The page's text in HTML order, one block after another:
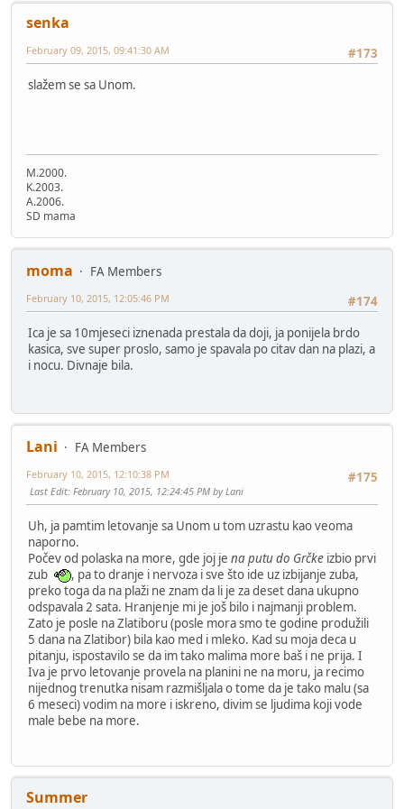
senka
#173
February 09, 2015, 09:41:30 AM
slažem se sa Unom.
M.2000.
K.2003.
A.2006.
SD mama
moma
FA Members
#174
February 10, 2015, 12:05:46 PM
Ica je sa 10mjeseci iznenada prestala da doji, ja ponijela brdo
kasica, sve super proslo, samo je spavala po citav dan na plazi, a
i nocu. Divnaje bila.
Lani
FA Members
#175
February 10, 2015, 12:10:38 PM
Last Edit: February 10, 2015, 12:24:45 PM by Lani
Uh, ja pamtim letovanje sa Unom u tom uzrastu kao veoma
naporno.
Počev od polaska na more, gde joj je na putu do Grčke izbio prvi
zub
, pa to dranje i nervoza i sve što ide uz izbijanje zuba,
preko toga da na plaži ne znam da li je za deset dana ukupno
odspavala 2 sata. Hranjenje mi je još bilo i najmanji problem.
Zato je posle na Zlatiboru (posle mora smo te godine produžili
5 dana na Zlatibor) bila kao med i mleko. Kad su moja deca u
pitanju, ispostavilo se da im tako malima more baš i ne prija. I
Iva je prvo letovanje provela na planini ne na moru, ja recimo
nijednog trenutka nisam razmišljala o tome da je tako malu (sa
6 meseci) vodim na more i iskreno, divim se ljudima koji vode
male bebe na more.
Summer